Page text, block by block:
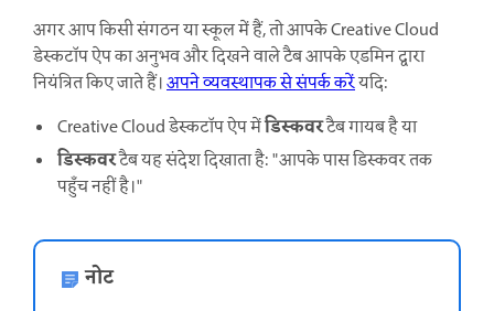
अगर आप किसी संगठन या स्कूल में हैं, तो आपके Creative Cloud
डेस्कटॉप ऐप का अनुभव और दिखने वाले टैब आपके एडमिन द्वारा
नियंत्रित किए जाते हैं।अपने व्यवस्थापक से संपर्क करेंयदि:
Creative Cloud डेस्कटॉप ऐप मेंडिस्कवरटैब गायब है या
डिस्कवरटैब यह संदेश दिखाता है: "आपके पास डिस्कवर तक
पहुँच नहीं है।"
नोट